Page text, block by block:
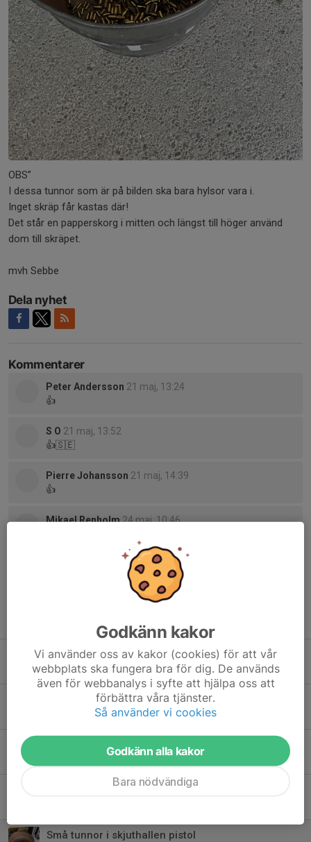
OBS”
I dessa tunnor som är på bilden ska bara hylsor vara i.
Inget skräp får kastas där!
Det står en papperskorg i mitten och längst till höger använd
dom till skräpet.
mvh Sebbe
Dela nyhet
Kommentarer
Peter Andersson 21 maj, 13:24
👍
S O 21 maj, 13:52
👍🇸🇪
Pierre Johansson 21 maj, 14:39
👍
Mikael Renholm24 maj, 10:46
Parkering Dvardalaträffen
8 jun, 21:12 0
Hjärtstartaren
27 maj, 13:37 2
Sista styrelsemötet innan sommaruppehåll
Månadsserien 6/6
Små tunnor i skjuthallen pistol
Godkänn kakor
Vi använder oss av kakor (cookies) för att vår
webbplats ska fungera bra för dig. De används
även för webbanalys i syfte att hjälpa oss att
förbättra våra tjänster.
Så använder vi cookies
Godkänn alla kakor
Bara nödvändiga